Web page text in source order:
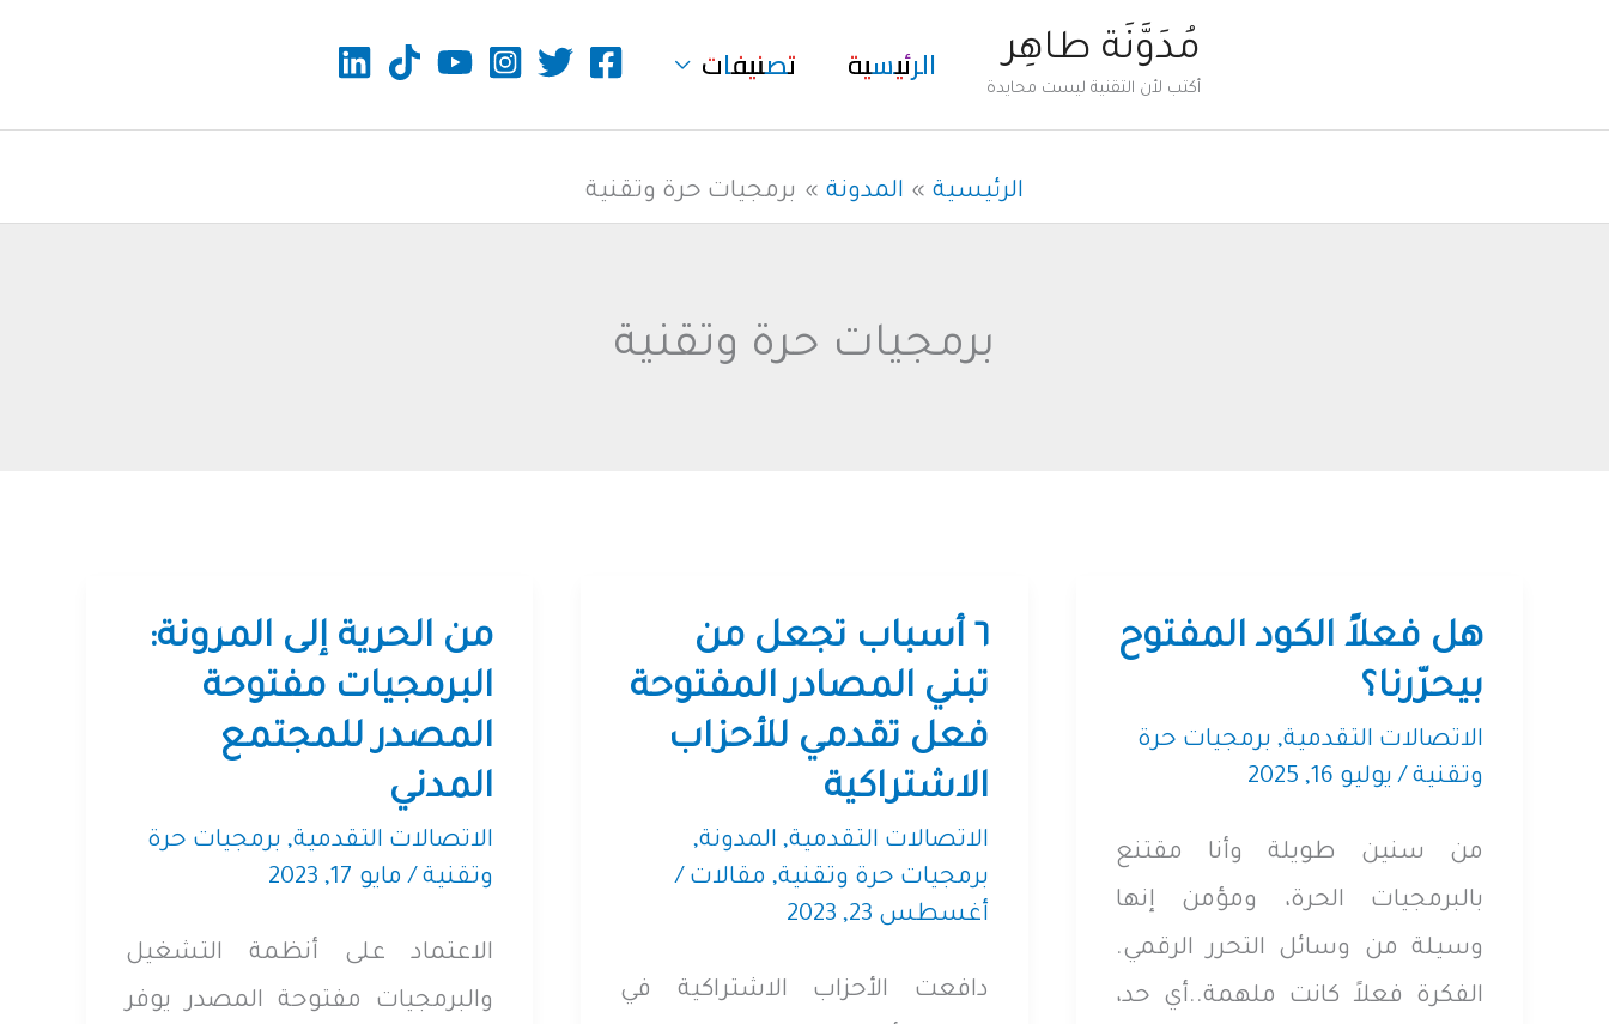
مُدَوَّنَة طاهِر
أكتب لأن التقنية ليست محايدة الرئيسية تصنيفات
الرئيسية المدونة برمجيات حرة وتقنية
برمجيات حرة وتقنية
هل فعلاً الكود المفتوح
بيحرّرنا؟
الاتصالات التقدمية, برمجيات حرة
وتقنية / يوليو 16, 2025
من سنين طويلة وأنا مقتنع
بالبرمجيات الحرة، ومؤمن إنها
وسيلة من وسائل التحرر الرقمي.
الفكرة فعلاً كانت ملهمة..أي حد،
٦ أسباب تجعل من
تبني المصادر المفتوحة
فعل تقدمي للأحزاب
الاشتراكية
الاتصالات التقدمية, المدونة,
برمجيات حرة وتقنية, مقالات /
أغسطس 23, 2023
دافعت الأحزاب الاشتراكية في
من الحرية إلى المرونة:
البرمجيات مفتوحة
المصدر للمجتمع
المدني
الاتصالات التقدمية, برمجيات حرة
وتقنية/ مايو 17, 2023
الاعتماد على أنظمة التشغيل
والبرمجيات مفتوحة المصدر يوفر